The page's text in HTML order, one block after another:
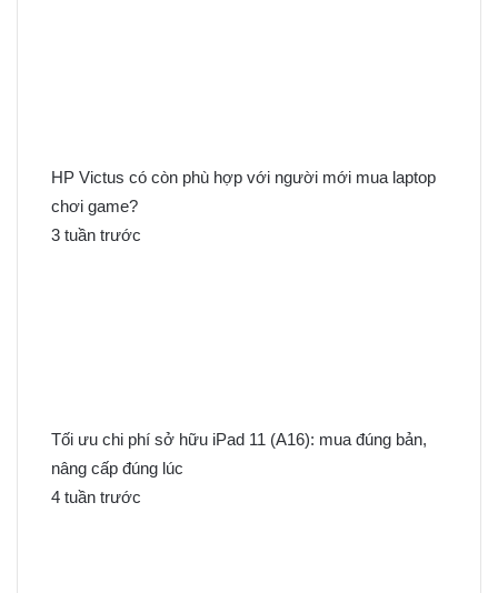
HP Victus có còn phù hợp với người mới mua laptop
chơi game?
3 tuần trước
Tối ưu chi phí sở hữu iPad 11 (A16): mua đúng bản,
nâng cấp đúng lúc
4 tuần trước